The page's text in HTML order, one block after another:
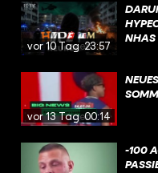
vor 10 Tagen23:57
NHAS
vor 13 Tagen00:14
-100